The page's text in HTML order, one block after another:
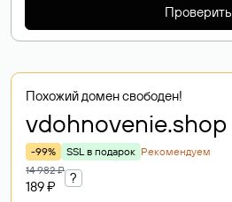
Проверить
Похожий домен свободен!
vdohnovenie.shop
-99% SSL в подарок Рекомендуем
14 982 ₽
189 ₽
?